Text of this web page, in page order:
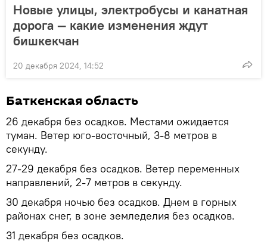
Новые улицы, электробусы и канатная
дорога — какие изменения ждут
бишкекчан
20 декабря 2024, 14:52
Баткенская область
26 декабря без осадков. Местами ожидается
туман. Ветер юго-восточный, 3-8 метров в
секунду.
27-29 декабря без осадков. Ветер переменных
направлений, 2-7 метров в секунду.
30 декабря ночью без осадков. Днем в горных
районах снег, в зоне земледелия без осадков.
31 декабря без осадков.